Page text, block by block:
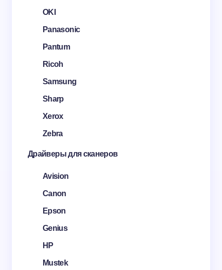
OKI
Panasonic
Pantum
Ricoh
Samsung
Sharp
Xerox
Zebra
Драйверы для сканеров
Avision
Canon
Epson
Genius
HP
Mustek